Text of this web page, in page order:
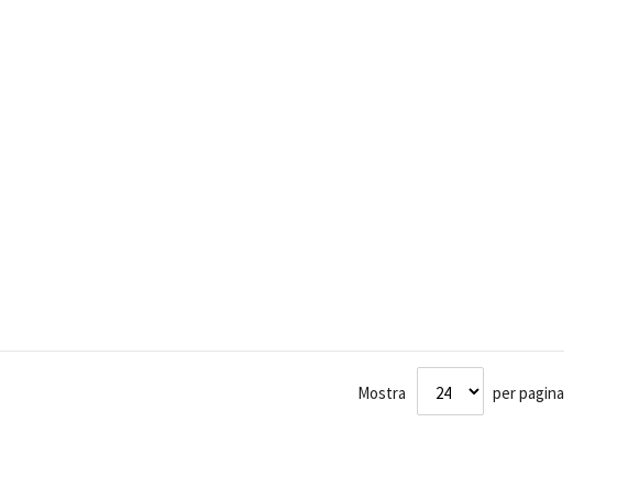
Mostra per pagina